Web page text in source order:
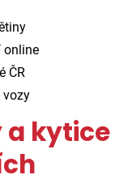
online
ČR
vozy
a kytice